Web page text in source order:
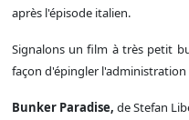
après l'épisode italien.
Signalons un film à très petit
façon d'épingler l'administration
Bunker Paradise, de Stefan